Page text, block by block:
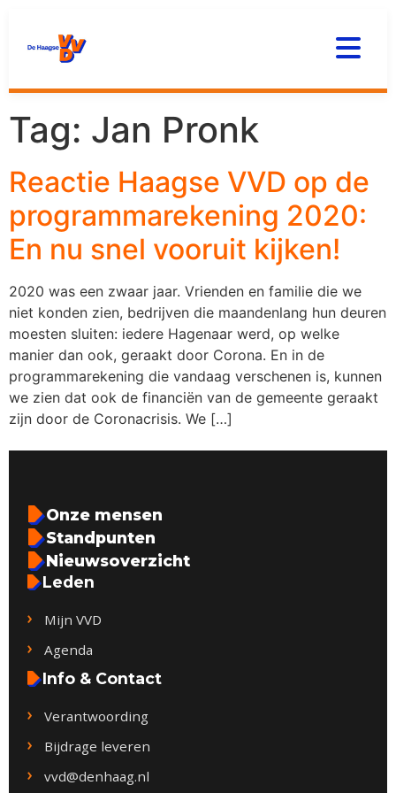
Tag: Jan Pronk
Reactie Haagse VVD op de
programmarekening 2020:
En nu snel vooruit kijken!
2020 was een zwaar jaar. Vrienden en familie die we
niet konden zien, bedrijven die maandenlang hun deuren
moesten sluiten: iedere Hagenaar werd, op welke
manier dan ook, geraakt door Corona. En in de
programmarekening die vandaag verschenen is, kunnen
we zien dat ook de financiën van de gemeente geraakt
zijn door de Coronacrisis. We […]
Onze mensen
Standpunten
Nieuwsoverzicht
Leden
Mijn VVD
Agenda
Info & Contact
Verantwoording
Bijdrage leveren
vvd@denhaag.nl